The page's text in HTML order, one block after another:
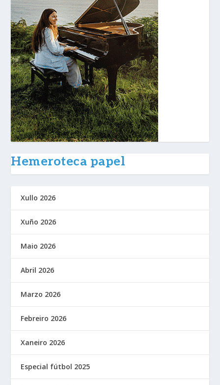
Hemeroteca papel
Xullo 2026
Xuño 2026
Maio 2026
Abril 2026
Marzo 2026
Febreiro 2026
Xaneiro 2026
Especial fútbol 2025